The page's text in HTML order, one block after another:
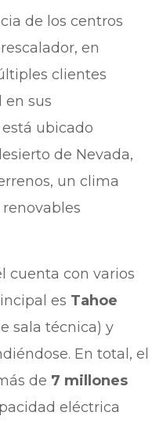
de los centros
en
clientes
en sus
ubicado
de Nevada,
un clima
cuenta con varios
es Tahoe
sala técnica) y
En total, el
de 7 millones
eléctrica